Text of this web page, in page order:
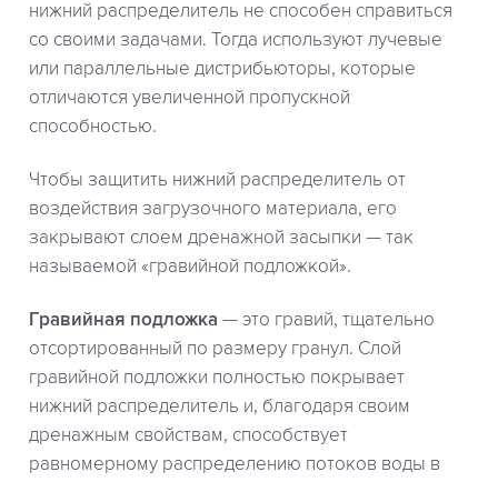
нижний распределитель не способен справиться
со своими задачами. Тогда используют лучевые
или параллельные дистрибьюторы, которые
отличаются увеличенной пропускной
способностью.
Чтобы защитить нижний распределитель от
воздействия загрузочного материала, его
закрывают слоем дренажной засыпки — так
называемой «гравийной подложкой».
Гравийная подложка — это гравий, тщательно
отсортированный по размеру гранул. Слой
гравийной подложки полностью покрывает
нижний распределитель и, благодаря своим
дренажным свойствам, способствует
равномерному распределению потоков воды в